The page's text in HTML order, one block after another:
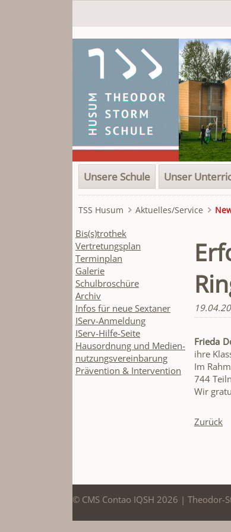
Navigation
überspringen
Unsere Schule Unser
TSS Husum Aktuelles/Service
Frieda
ihre
Im
744
Wir
Zurück
Navigation
überspringen
Bis(s)trothek
Vertretungsplan
Terminplan
Galerie
Schulbroschüre
Archiv
Infos für neue Sextaner
IServ-Anmeldung
IServ-Hilfe-Seite
Hausordnung und Medien-
nutzungsvereinbarung
Prävention & Intervention
© CMS Contao IQSH 2026 | Theodor-